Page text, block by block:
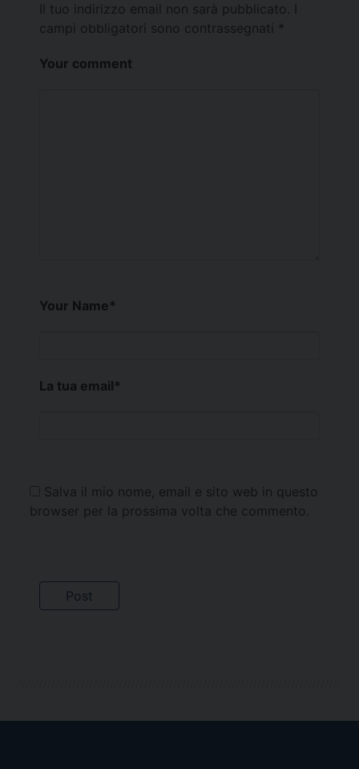
Il tuo indirizzo email non sarà pubblicato.
campi obbligatori sono contrassegnati *
Your comment
Your Name*
La tua email*
Salva il mio nome, email e sito web in questo
browser per la prossima volta che commento.